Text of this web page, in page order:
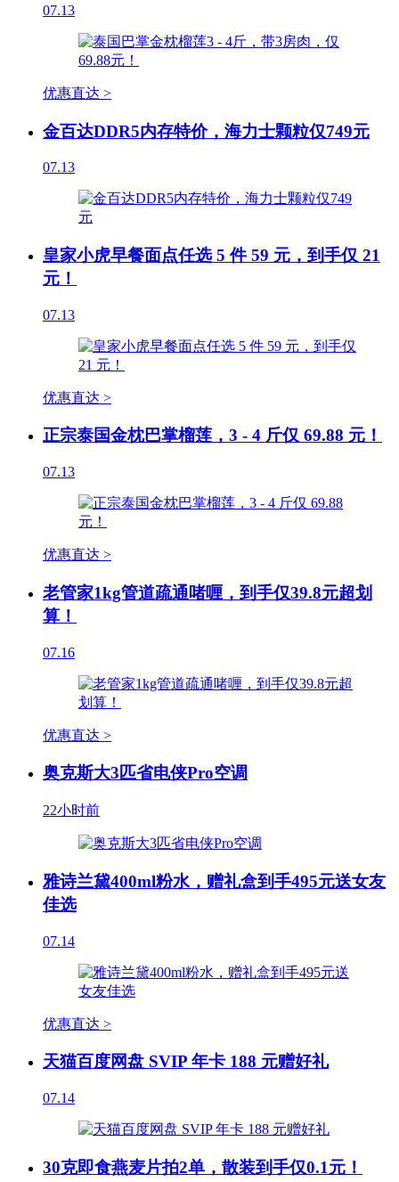
07.13
优惠直达 >
金百达DDR5内存特价，海力士颗粒仅749元
07.13
皇家小虎早餐面点任选 5 件 59 元，到手仅 21
元！
07.13
优惠直达 >
正宗泰国金枕巴掌榴莲，3 - 4 斤仅 69.88 元！
07.13
优惠直达 >
老管家1kg管道疏通啫喱，到手仅39.8元超划
算！
07.16
优惠直达 >
奥克斯大3匹省电侠Pro空调
22小时前
雅诗兰黛400ml粉水，赠礼盒到手495元送女友
佳选
07.14
优惠直达 >
天猫百度网盘 SVIP 年卡 188 元赠好礼
07.14
30克即食燕麦片拍2单，散装到手仅0.1元！